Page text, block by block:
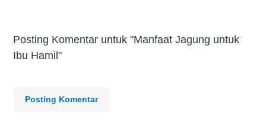
Posting Komentar untuk "Manfaat Jagung untuk
Ibu Hamil"
Posting Komentar